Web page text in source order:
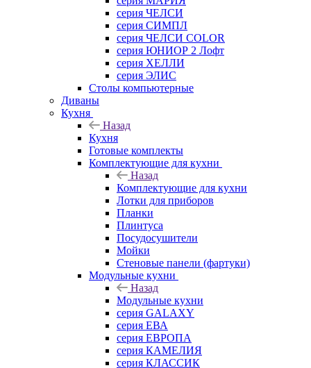
серия ЧЕЛСИ
серия СИМПЛ
серия ЧЕЛСИ COLOR
серия ЮНИОР 2 Лофт
серия ХЕЛЛИ
серия ЭЛИС
Столы компьютерные
Диваны
Кухня
Назад
Кухня
Готовые комплекты
Комплектующие для кухни
Назад
Комплектующие для кухни
Лотки для приборов
Планки
Плинтуса
Посудосушители
Мойки
Стеновые панели (фартуки)
Mодульные кухни
Назад
Mодульные кухни
серия GALAXY
серия ЕВА
серия ЕВРОПА
серия КАМЕЛИЯ
серия КЛАССИК